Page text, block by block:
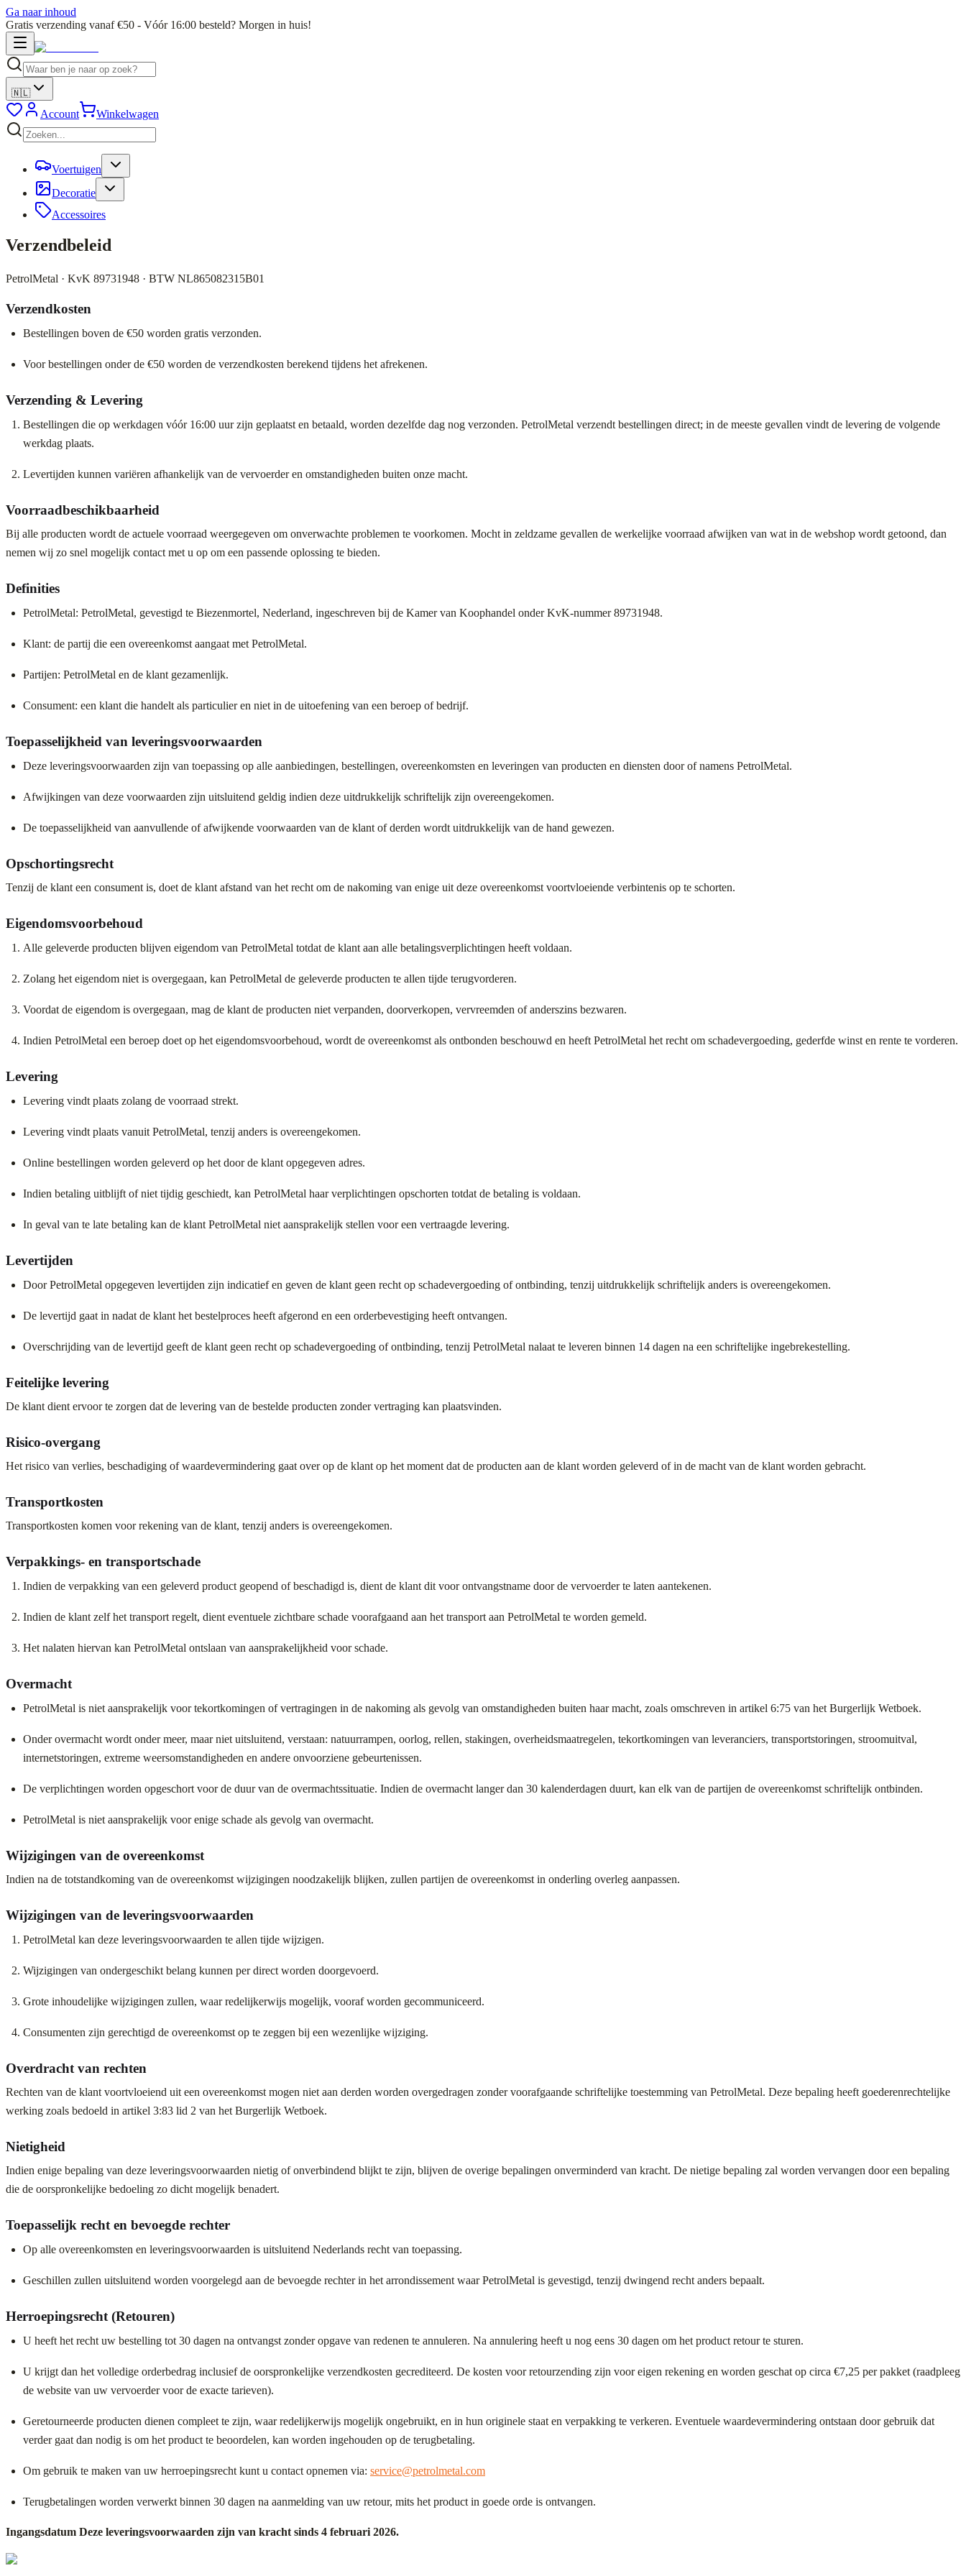
Ga naar inhoud
Gratis verzending vanaf €50 - Vóór 16:00 besteld? Morgen in huis!
🇳🇱
Account Winkelwagen
Voertuigen
Decoratie
Accessoires
Verzendbeleid
PetrolMetal · KvK 89731948 · BTW NL865082315B01
Verzendkosten
Bestellingen boven de €50 worden gratis verzonden.
Voor bestellingen onder de €50 worden de verzendkosten berekend tijdens het afrekenen.
Verzending & Levering
Bestellingen die op werkdagen vóór 16:00 uur zijn geplaatst en betaald, worden dezelfde dag nog verzonden. PetrolMetal verzendt bestellingen direct; in de meeste gevallen vindt de levering de volgende
werkdag plaats.
Levertijden kunnen variëren afhankelijk van de vervoerder en omstandigheden buiten onze macht.
Voorraadbeschikbaarheid
Bij alle producten wordt de actuele voorraad weergegeven om onverwachte problemen te voorkomen. Mocht in zeldzame gevallen de werkelijke voorraad afwijken van wat in de webshop wordt getoond, dan
nemen wij zo snel mogelijk contact met u op om een passende oplossing te bieden.
Definities
PetrolMetal: PetrolMetal, gevestigd te Biezenmortel, Nederland, ingeschreven bij de Kamer van Koophandel onder KvK-nummer 89731948.
Klant: de partij die een overeenkomst aangaat met PetrolMetal.
Partijen: PetrolMetal en de klant gezamenlijk.
Consument: een klant die handelt als particulier en niet in de uitoefening van een beroep of bedrijf.
Toepasselijkheid van leveringsvoorwaarden
Deze leveringsvoorwaarden zijn van toepassing op alle aanbiedingen, bestellingen, overeenkomsten en leveringen van producten en diensten door of namens PetrolMetal.
Afwijkingen van deze voorwaarden zijn uitsluitend geldig indien deze uitdrukkelijk schriftelijk zijn overeengekomen.
De toepasselijkheid van aanvullende of afwijkende voorwaarden van de klant of derden wordt uitdrukkelijk van de hand gewezen.
Opschortingsrecht
Tenzij de klant een consument is, doet de klant afstand van het recht om de nakoming van enige uit deze overeenkomst voortvloeiende verbintenis op te schorten.
Eigendomsvoorbehoud
Alle geleverde producten blijven eigendom van PetrolMetal totdat de klant aan alle betalingsverplichtingen heeft voldaan.
Zolang het eigendom niet is overgegaan, kan PetrolMetal de geleverde producten te allen tijde terugvorderen.
Voordat de eigendom is overgegaan, mag de klant de producten niet verpanden, doorverkopen, vervreemden of anderszins bezwaren.
Indien PetrolMetal een beroep doet op het eigendomsvoorbehoud, wordt de overeenkomst als ontbonden beschouwd en heeft PetrolMetal het recht om schadevergoeding, gederfde winst en rente te vorderen.
Levering
Levering vindt plaats zolang de voorraad strekt.
Levering vindt plaats vanuit PetrolMetal, tenzij anders is overeengekomen.
Online bestellingen worden geleverd op het door de klant opgegeven adres.
Indien betaling uitblijft of niet tijdig geschiedt, kan PetrolMetal haar verplichtingen opschorten totdat de betaling is voldaan.
In geval van te late betaling kan de klant PetrolMetal niet aansprakelijk stellen voor een vertraagde levering.
Levertijden
Door PetrolMetal opgegeven levertijden zijn indicatief en geven de klant geen recht op schadevergoeding of ontbinding, tenzij uitdrukkelijk schriftelijk anders is overeengekomen.
De levertijd gaat in nadat de klant het bestelproces heeft afgerond en een orderbevestiging heeft ontvangen.
Overschrijding van de levertijd geeft de klant geen recht op schadevergoeding of ontbinding, tenzij PetrolMetal nalaat te leveren binnen 14 dagen na een schriftelijke ingebrekestelling.
Feitelijke levering
De klant dient ervoor te zorgen dat de levering van de bestelde producten zonder vertraging kan plaatsvinden.
Risico-overgang
Het risico van verlies, beschadiging of waardevermindering gaat over op de klant op het moment dat de producten aan de klant worden geleverd of in de macht van de klant worden gebracht.
Transportkosten
Transportkosten komen voor rekening van de klant, tenzij anders is overeengekomen.
Verpakkings- en transportschade
Indien de verpakking van een geleverd product geopend of beschadigd is, dient de klant dit voor ontvangstname door de vervoerder te laten aantekenen.
Indien de klant zelf het transport regelt, dient eventuele zichtbare schade voorafgaand aan het transport aan PetrolMetal te worden gemeld.
Het nalaten hiervan kan PetrolMetal ontslaan van aansprakelijkheid voor schade.
Overmacht
PetrolMetal is niet aansprakelijk voor tekortkomingen of vertragingen in de nakoming als gevolg van omstandigheden buiten haar macht, zoals omschreven in artikel 6:75 van het Burgerlijk Wetboek.
Onder overmacht wordt onder meer, maar niet uitsluitend, verstaan: natuurrampen, oorlog, rellen, stakingen, overheidsmaatregelen, tekortkomingen van leveranciers, transportstoringen, stroomuitval,
internetstoringen, extreme weersomstandigheden en andere onvoorziene gebeurtenissen.
De verplichtingen worden opgeschort voor de duur van de overmachtssituatie. Indien de overmacht langer dan 30 kalenderdagen duurt, kan elk van de partijen de overeenkomst schriftelijk ontbinden.
PetrolMetal is niet aansprakelijk voor enige schade als gevolg van overmacht.
Wijzigingen van de overeenkomst
Indien na de totstandkoming van de overeenkomst wijzigingen noodzakelijk blijken, zullen partijen de overeenkomst in onderling overleg aanpassen.
Wijzigingen van de leveringsvoorwaarden
PetrolMetal kan deze leveringsvoorwaarden te allen tijde wijzigen.
Wijzigingen van ondergeschikt belang kunnen per direct worden doorgevoerd.
Grote inhoudelijke wijzigingen zullen, waar redelijkerwijs mogelijk, vooraf worden gecommuniceerd.
Consumenten zijn gerechtigd de overeenkomst op te zeggen bij een wezenlijke wijziging.
Overdracht van rechten
Rechten van de klant voortvloeiend uit een overeenkomst mogen niet aan derden worden overgedragen zonder voorafgaande schriftelijke toestemming van PetrolMetal. Deze bepaling heeft goederenrechtelijke
werking zoals bedoeld in artikel 3:83 lid 2 van het Burgerlijk Wetboek.
Nietigheid
Indien enige bepaling van deze leveringsvoorwaarden nietig of onverbindend blijkt te zijn, blijven de overige bepalingen onverminderd van kracht. De nietige bepaling zal worden vervangen door een bepaling
die de oorspronkelijke bedoeling zo dicht mogelijk benadert.
Toepasselijk recht en bevoegde rechter
Op alle overeenkomsten en leveringsvoorwaarden is uitsluitend Nederlands recht van toepassing.
Geschillen zullen uitsluitend worden voorgelegd aan de bevoegde rechter in het arrondissement waar PetrolMetal is gevestigd, tenzij dwingend recht anders bepaalt.
Herroepingsrecht (Retouren)
U heeft het recht uw bestelling tot 30 dagen na ontvangst zonder opgave van redenen te annuleren. Na annulering heeft u nog eens 30 dagen om het product retour te sturen.
U krijgt dan het volledige orderbedrag inclusief de oorspronkelijke verzendkosten gecrediteerd. De kosten voor retourzending zijn voor eigen rekening en worden geschat op circa €7,25 per pakket (raadpleeg
de website van uw vervoerder voor de exacte tarieven).
Geretourneerde producten dienen compleet te zijn, waar redelijkerwijs mogelijk ongebruikt, en in hun originele staat en verpakking te verkeren. Eventuele waardevermindering ontstaan door gebruik dat
verder gaat dan nodig is om het product te beoordelen, kan worden ingehouden op de terugbetaling.
Om gebruik te maken van uw herroepingsrecht kunt u contact opnemen via: service@petrolmetal.com
Terugbetalingen worden verwerkt binnen 30 dagen na aanmelding van uw retour, mits het product in goede orde is ontvangen.
Ingangsdatum Deze leveringsvoorwaarden zijn van kracht sinds 4 februari 2026.